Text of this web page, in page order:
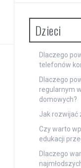
Dzieci
Dlaczego
telefonów
Dlaczego
regularnym
domowych?
Jak rozwijać
Czy warto
edukacji
Dlaczego